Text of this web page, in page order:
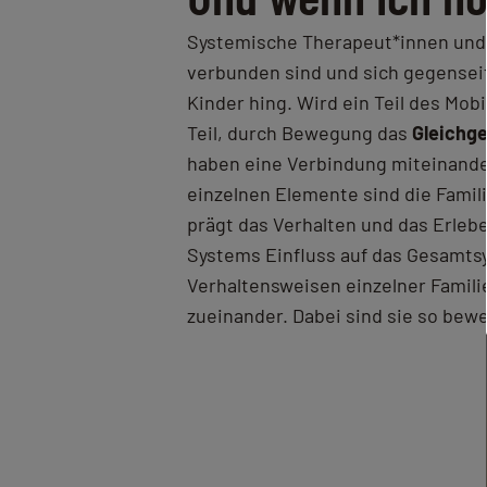
Systemische Therapeut*innen
verbunden sind und sich
Kinder hing. Wird ein Teil des
Teil, durch Bewegung das
haben eine Verbindung
einzelnen Elemente sind die
prägt das Verhalten und das
Systems Einfluss auf das
Verhaltensweisen einzelner
zueinander. Dabei sind sie so